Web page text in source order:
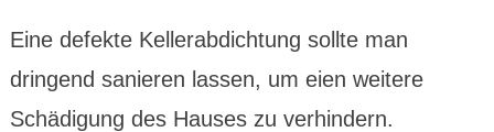
Eine defekte Kellerabdichtung sollte man
dringend sanieren lassen, um eien weitere
Schädigung des Hauses zu verhindern.